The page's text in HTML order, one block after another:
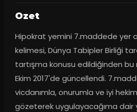
Ozet
Hipokrat yemini 7.maddede yer
kelimesi, Dünya Tabipler Birliği
tartışma konusu edildiğinden bu
Ekim 2017'de güncellendi.
vicdanımla, onurumla ve iyi
gözeterek uygulayacağıma dair